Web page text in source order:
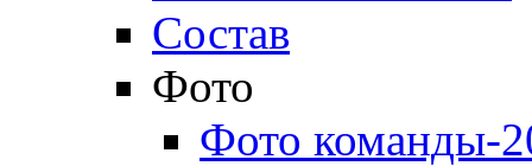
Состав
Фото
Фото команды-